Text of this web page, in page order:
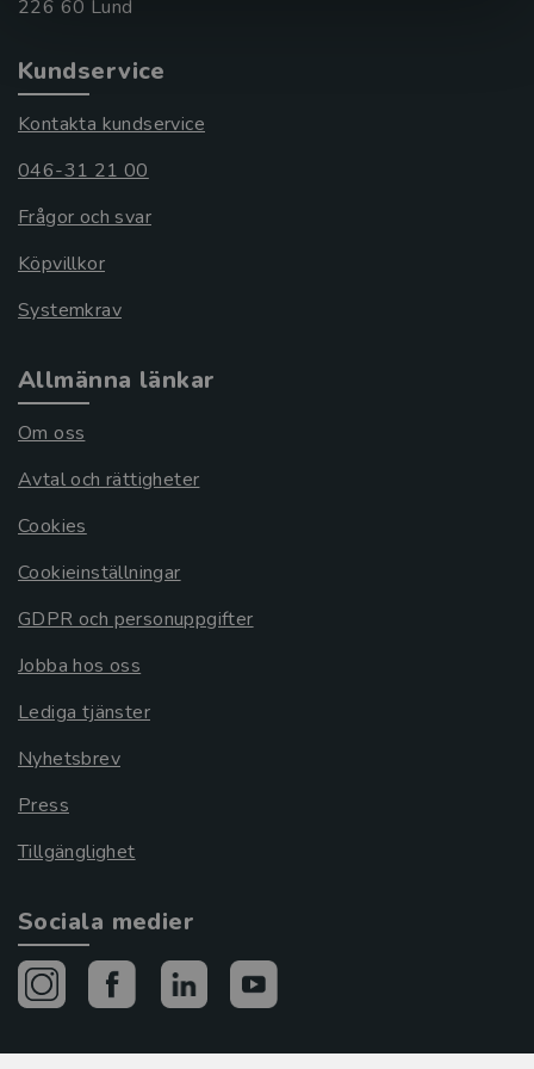
Kundservice
Kontakta kundservice
046-31 21 00
Frågor och svar
Köpvillkor
Systemkrav
Allmänna länkar
Om oss
Avtal och rättigheter
Cookies
Cookieinställningar
GDPR och personuppgifter
Jobba hos oss
Lediga tjänster
Nyhetsbrev
Press
Tillgänglighet
Sociala medier